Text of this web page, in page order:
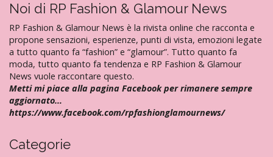
t
i
c
o
l
i
Noi di RP Fashion & Glamour News
RP Fashion & Glamour News è la rivista online che racconta e
propone sensazioni, esperienze, punti di vista, emozioni legate
a tutto quanto fa “fashion” e “glamour”. Tutto quanto fa
moda, tutto quanto fa tendenza e RP Fashion & Glamour
News vuole raccontare questo.
Metti mi piace alla pagina Facebook per rimanere sempre
aggiornato…
https://www.facebook.com/rpfashionglamournews/
Categorie